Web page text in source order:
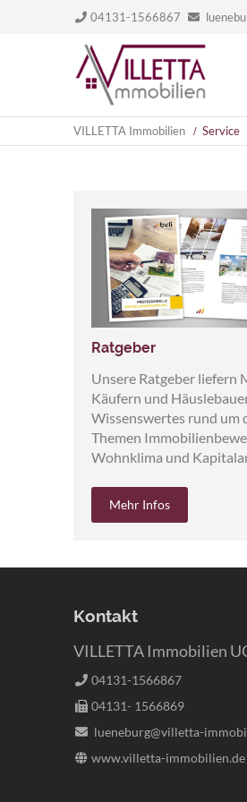
04131-1566867
VILLETTA Immobilien Service
Ratgeber
Unsere Ratgeber liefern
Käufern und
Wissenswertes rund um
Themen
Wohnklima und
Mehr Infos
Kontakt
VILLETTA Immobilien
04131-1566867
04131- 1566869
lueneburg@villetta-
www.villetta-immobilien.de